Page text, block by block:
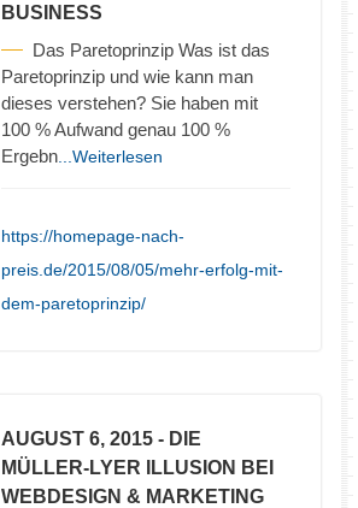
BUSINESS
Das Paretoprinzip Was ist das
Paretoprinzip und wie kann man
dieses verstehen? Sie haben mit
100 % Aufwand genau 100 %
Ergebn ...Weiterlesen
https://homepage-nach-
preis.de/2015/08/05/mehr-erfolg-mit-
dem-paretoprinzip/
AUGUST 6, 2015 - DIE
MÜLLER-LYER ILLUSION BEI
WEBDESIGN & MARKETING